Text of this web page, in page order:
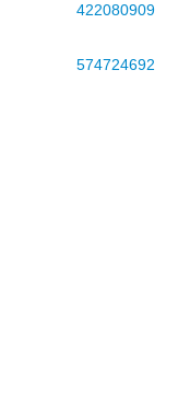
422080909
574724692